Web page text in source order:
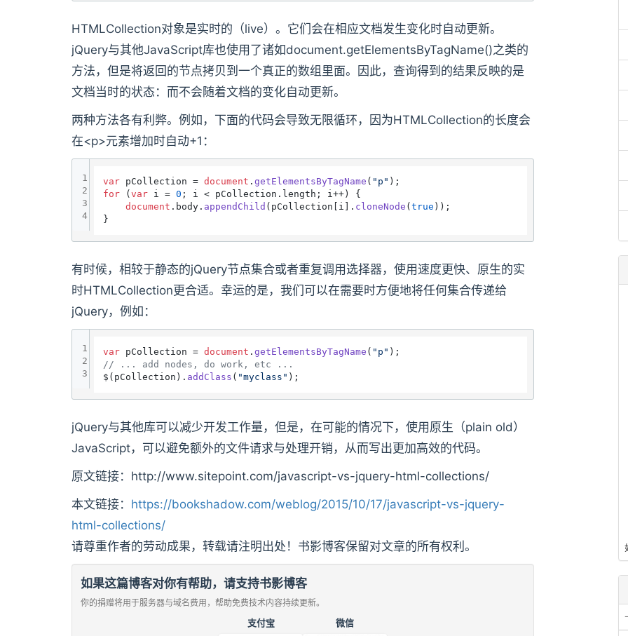
HTMLCollection对象是实时的（live）。它们会在相应文档发生变化时自动更新。
jQuery与其他JavaScript库也使用了诸如document.getElementsByTagName()之类的
方法，但是将返回的节点拷贝到一个真正的数组里面。因此，查询得到的结果反映的是
文档当时的状态：而不会随着文档的变化自动更新。
两种方法各有利弊。例如，下面的代码会导致无限循环，因为HTMLCollection的长度会
在<p>元素增加时自动+1：
var pCollection = document . getElementsByTagName ( "p"
for (var i = 0 ; i < pCollection. length ; i++) {
document . body. appendChild (pCollection[i]. cloneNode (true ));
1
2
3
4
有时候，相较于静态的jQuery节点集合或者重复调用选择器，使用速度更快、原生的实
时HTMLCollection更合适。幸运的是，我们可以在需要时方便地将任何集合传递给
jQuery，例如：
var pCollection = document . getElementsByTagName ( "p"
// ... add nodes, do work, etc ...
$(pCollection). addClass ( "myclass"
1
2
3
jQuery与其他库可以减少开发工作量，但是，在可能的情况下，使用原生（plain old）
JavaScript，可以避免额外的文件请求与处理开销，从而写出更加高效的代码。
原文链接：http://www.sitepoint.com/javascript-vs-jquery-html-collections/
本文链接： https://bookshadow.com/weblog/2015/10/17/javascript-vs-jquery-
html-collections/
请尊重作者的劳动成果，转载请注明出处！书影博客保留对文章的所有权利。
如果这篇博客对你有帮助，请支持书影博客
你的捐赠将用于服务器与域名费用，帮助免费技术内容持续更新。
支付宝 微信